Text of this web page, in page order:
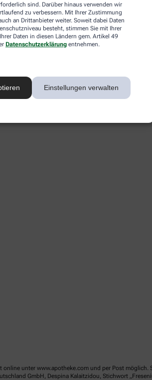
sind. Darüber hinaus verwenden wir
zu verbessern. Mit Ihrer Zustimmung
an Drittanbieter weiter. Soweit dabei Daten
besteht, stimmen Sie mit Ihrer
Daten in diesen Ländern gem. Artikel 49
Datenschutzerklärung entnehmen.
Einstellungen verwalten
unter www.apotheke.com und per Post möglich.
GmbH, Despina Kalaitzidou, Stichwort